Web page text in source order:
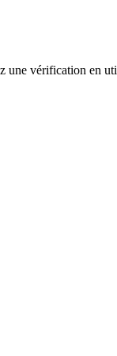
vérification en